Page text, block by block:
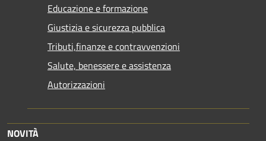
Educazione e formazione
Giustizia e sicurezza pubblica
Tributi,finanze e contravvenzioni
Salute, benessere e assistenza
Autorizzazioni
NOVITÀ